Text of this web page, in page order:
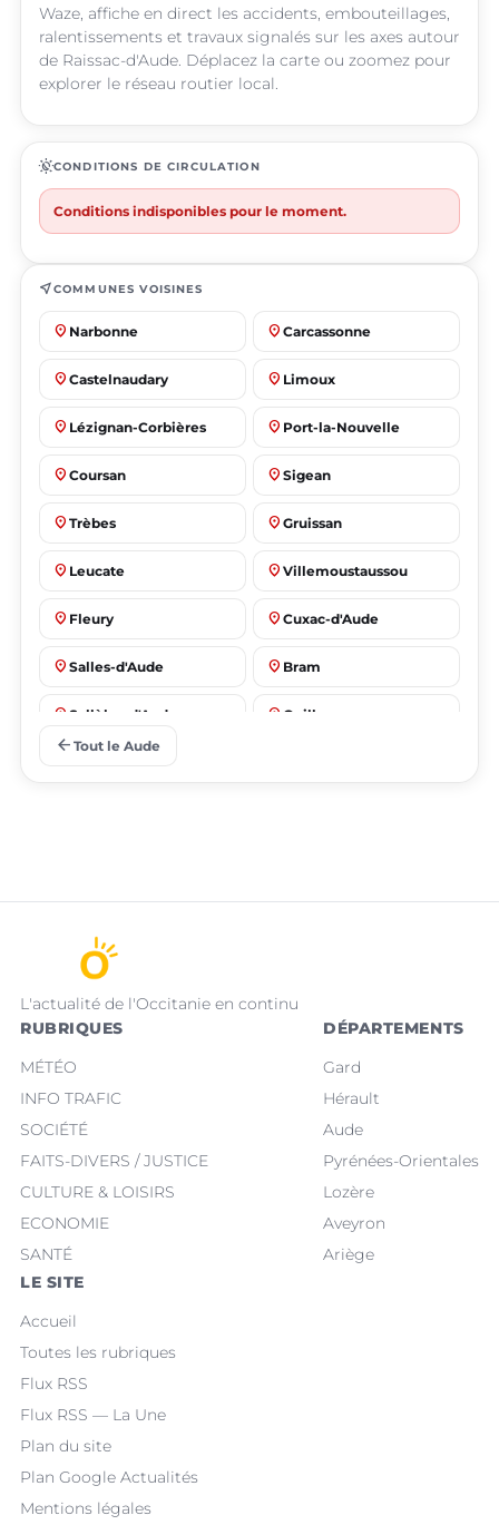
Waze, affiche en direct les accidents, embouteillages,
ralentissements et travaux signalés sur les axes autour
de Raissac-d'Aude. Déplacez la carte ou zoomez pour
explorer le réseau routier local.
routineCONDITIONS DE CIRCULATION
Conditions indisponibles pour le moment.
near_meCOMMUNES VOISINES
place Narbonne place Carcassonne
place Castelnaudary place Limoux
place Lézignan-Corbières place Port-la-Nouvelle
place Coursan place Sigean
place Trèbes place Gruissan
place Leucate place Villemoustaussou
place Fleury place Cuxac-d'Aude
place Salles-d'Aude place Bram
place Sallèles-d'Aude place Quillan
arrow_back Tout le Aude
L'actualité de l'Occitanie en continu
RUBRIQUES
MÉTÉO
INFO TRAFIC
SOCIÉTÉ
FAITS-DIVERS / JUSTICE
CULTURE & LOISIRS
ECONOMIE
SANTÉ
DÉPARTEMENTS
Gard
Hérault
Aude
Pyrénées-Orientales
Lozère
Aveyron
Ariège
LE SITE
Accueil
Toutes les rubriques
Flux RSS
Flux RSS — La Une
Plan du site
Plan Google Actualités
Mentions légales